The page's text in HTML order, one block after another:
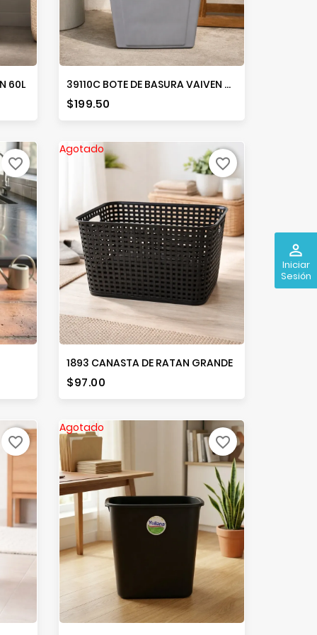
perm_identity
Iniciar
Sesión
60L 39110C BOTE DE BASURA VAIVEN 40L
Precio
$199.50
favorite_border
Agotado
1893 CANASTA DE RATAN GRANDE
Precio
$97.00
favorite_border
favorite_border
Agotado
favorite_border